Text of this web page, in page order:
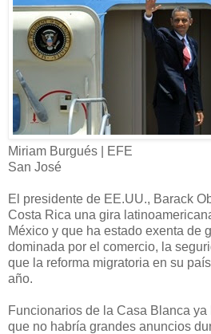
Miriam Burgués | EFE
San José
El presidente de EE.UU., Barack
Costa Rica una gira
México y que ha estado exenta de
dominada por el comercio, la
que la reforma migratoria en su
año.
Funcionarios de la Casa Blanca
que no habría grandes anuncios